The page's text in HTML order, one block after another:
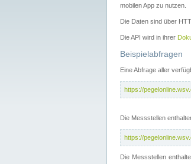
mobilen App zu nutzen.
Die Daten sind über
Die API wird in ihrer
Beispielabfragen
Eine Abfrage aller
https://
Die Messstellen
https://
Die Messstellen